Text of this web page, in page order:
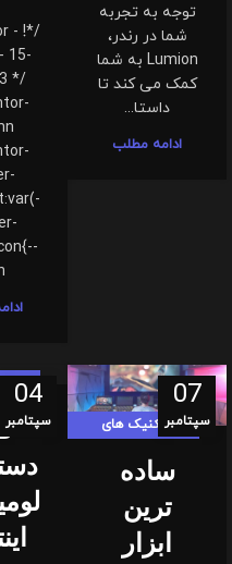
توجه به تجربه
شما در رندر،
Lumion به شما
کمک می کند تا
داستا...
ادامه مطلب
-
15-
*/
07
سپتامبرتکنیک های
,شاخص
ساده
ترین
ابزار
04
سپتامبر